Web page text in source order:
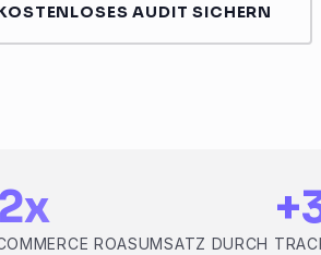
AUDIT SICHERN
ROASUMSATZ DURCH